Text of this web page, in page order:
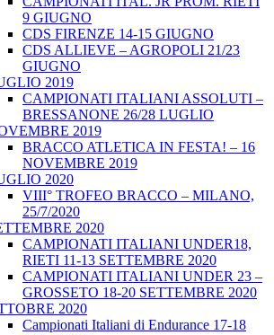
9 GIUGNO
CDS FIRENZE 14-15 GIUGNO
CDS ALLIEVE – AGROPOLI 21/23
GIUGNO
2019
CAMPIONATI ITALIANI ASSOLUTI –
BRESSANONE 26/28 LUGLIO
2019
BRACCO ATLETICA IN FESTA! – 16
NOVEMBRE 2019
2020
VIII° TROFEO BRACCO – MILANO,
25/7/2020
2020
CAMPIONATI ITALIANI UNDER18,
RIETI 11-13 SETTEMBRE 2020
CAMPIONATI ITALIANI UNDER 23 –
GROSSETO 18-20 SETTEMBRE 2020
2020
Campionati Italiani di Endurance 17-18